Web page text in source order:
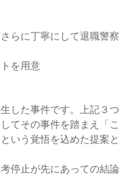
らに丁寧にして退職警察
を用意
した事件です。上記３つ
てその事件を踏まえ「こ
いう覚悟を込めた提案と
停止が先にあっての結論